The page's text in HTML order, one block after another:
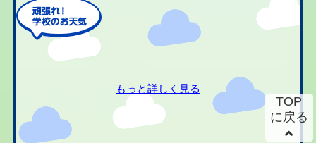
もっと詳しく見る
TOP
に戻る